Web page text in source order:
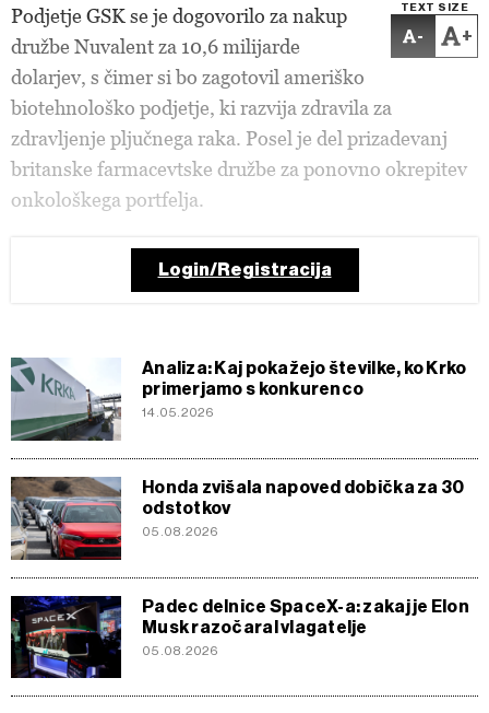
TEXT SIZE
- +
Podjetje GSK se je dogovorilo za nakup
družbe Nuvalent za 10,6 milijarde
dolarjev, s čimer si bo zagotovil ameriško
biotehnološko podjetje, ki razvija zdravila za
zdravljenje pljučnega raka. Posel je del prizadevanj
britanske farmacevtske družbe za ponovno okrepitev
onkološkega portfelja.
Login/Registracija
Analiza: Kaj pokažejo številke, ko Krko
primerjamo s konkurenco
14.05.2026
Honda zvišala napoved dobička za 30
odstotkov
05.08.2026
Padec delnice SpaceX-a: zakaj je Elon
Musk razočaral vlagatelje
05.08.2026